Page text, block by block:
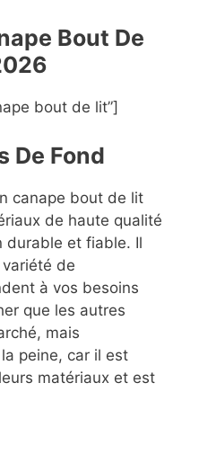
Bout De
bout de lit”]
De Fond
canape bout de lit
de haute qualité
durable et fiable. Il
de
à vos besoins
que les autres
mais
peine, car il est
matériaux et est